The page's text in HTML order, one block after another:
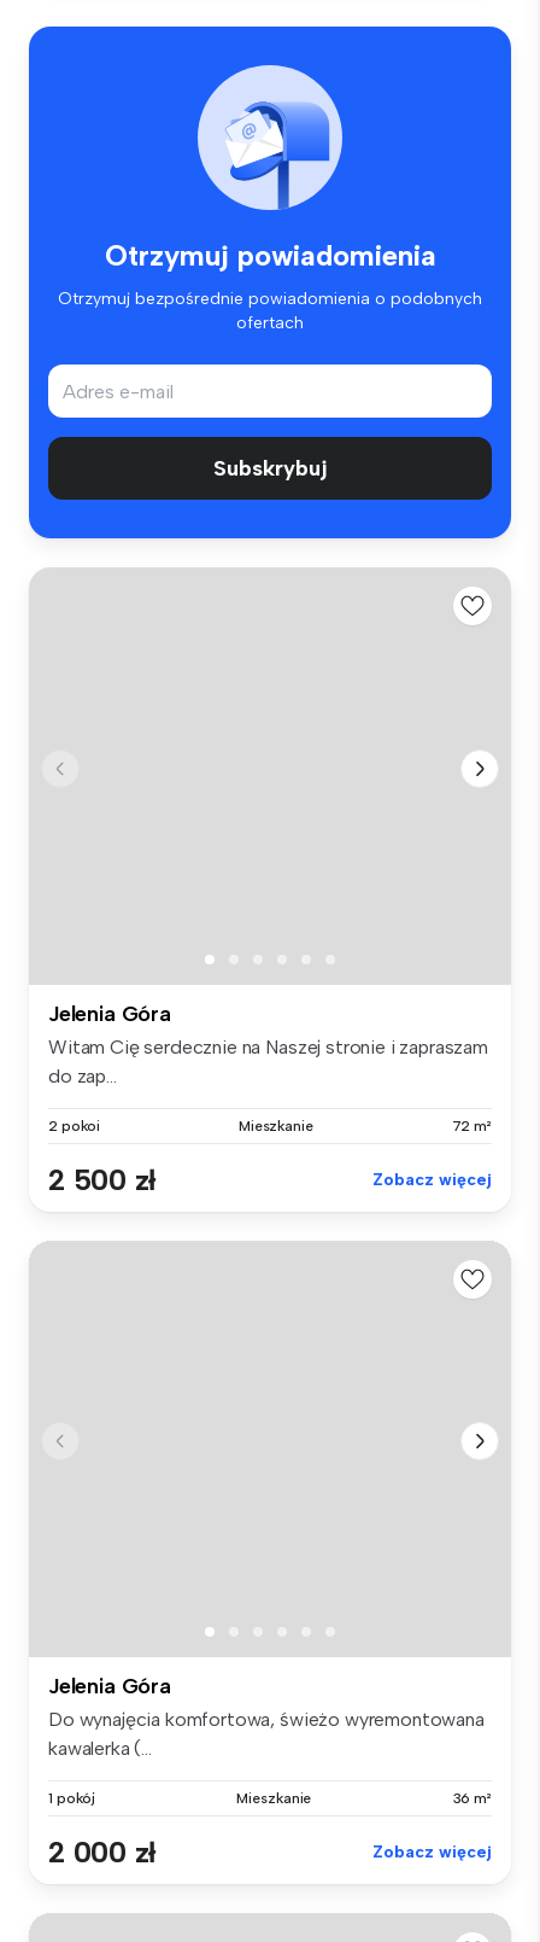
Otrzymuj powiadomienia
Otrzymuj bezpośrednie powiadomienia o podobnych
ofertach
Subskrybuj
Jelenia Góra
Witam Cię serdecznie na Naszej stronie i zapraszam
do zap...
2 pokoi Mieszkanie 72 m²
2 500 zł Zobacz więcej
Jelenia Góra
Do wynajęcia komfortowa, świeżo wyremontowana
kawalerka (...
1 pokój Mieszkanie 36 m²
2 000 zł Zobacz więcej